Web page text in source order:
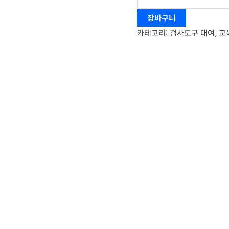
장바구니
카테고리: 검사도구 대여,교